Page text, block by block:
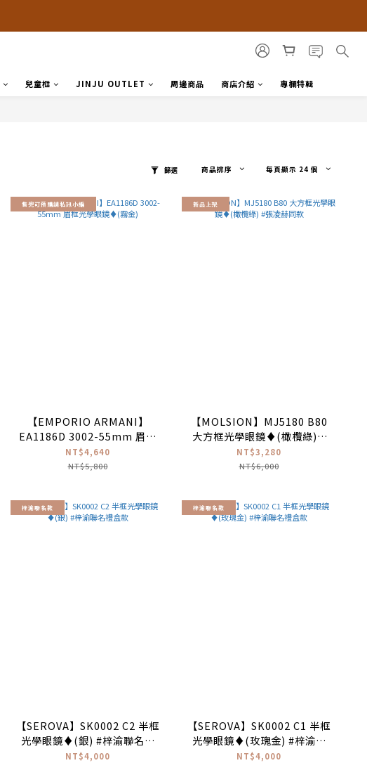
兒童框 JINJU OUTLET 周邊商品 商店介紹 專欄特輯
篩選 商品排序 每頁顯示 24 個
售完可預購請私訊小編
【EMPORIO ARMANI】
EA1186D 3002-55mm 眉框
光學眼鏡♦(霧金)
NT$4,640
NT$5,800
新品上架
【MOLSION】MJ5180 B80
大方框光學眼鏡♦(橄欖綠) #
張凌赫同款
NT$3,280
NT$6,000
梓渝聯名款
【SEROVA】SK0002 C2 半框
光學眼鏡♦(銀) #梓渝聯名禮
盒款
NT$4,000
梓渝聯名款
【SEROVA】SK0002 C1 半框
光學眼鏡♦(玫瑰金) #梓渝聯
名禮盒款
NT$4,000